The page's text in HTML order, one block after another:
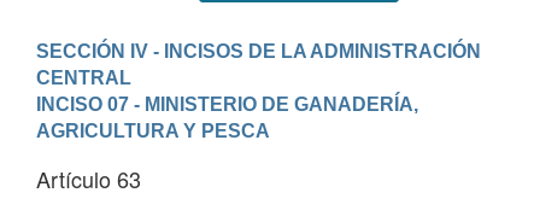
SECCIÓN IV - INCISOS DE LA ADMINISTRACIÓN
CENTRAL
INCISO 07 - MINISTERIO DE GANADERÍA,
AGRICULTURA Y PESCA
Artículo 63